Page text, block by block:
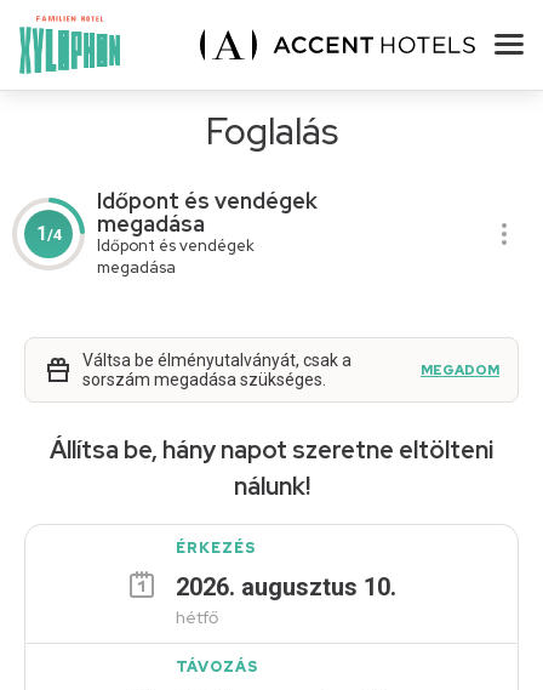
Foglalás
1/4
Időpont és vendégek
megadása
Időpont és vendégek
megadása
Váltsa be élményutalványát, csak a
sorszám megadása szükséges.
MEGADOM
Állítsa be, hány napot szeretne eltölteni
nálunk!
ÉRKEZÉS
2026. augusztus 10.
hétfő
TÁVOZÁS